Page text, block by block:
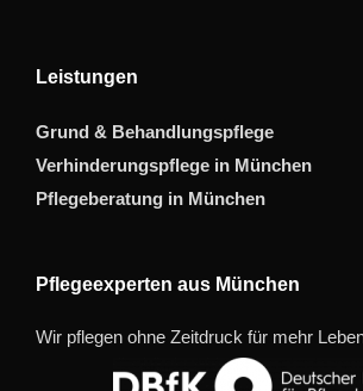
Leistungen
Grund & Behandlungspflege
Verhinderungspflege in München
Pflegeberatung in München
Pflegeexperten aus München
Wir pflegen ohne Zeitdruck für mehr